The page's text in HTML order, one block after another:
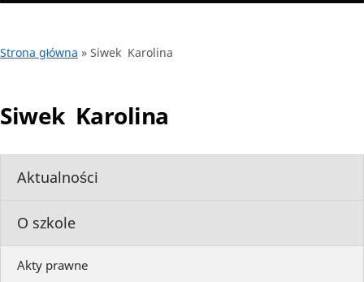
Strona główna » Siwek Karolina
Aktualności
O szkole
Akty prawne
Siwek Karolina